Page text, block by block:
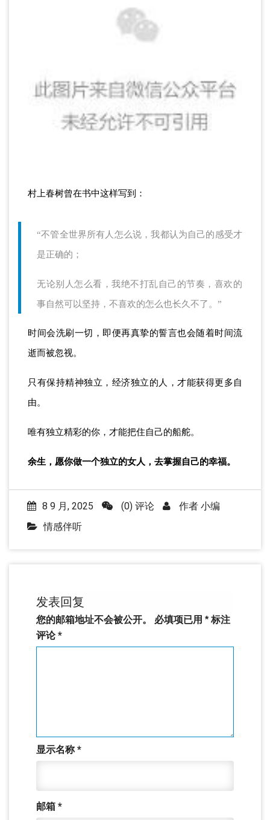
村上春树曾在书中这样写到：
“不管全世界所有人怎么说，我都认为自己的感受才
是正确的；
无论别人怎么看，我绝不打乱自己的节奏，喜欢的
事自然可以坚持，不喜欢的怎么也长久不了。”
时间会洗刷一切，即便再真挚的誓言也会随着时间流
逝而被忽视。
只有保持精神独立，经济独立的人，才能获得更多自
由。
唯有独立精彩的你，才能把住自己的船舵。
余生，愿你做一个独立的女人，去掌握自己的幸福。
8 9 月, 2025 (0) 评论 作者 小编
情感伴听
发表回复
您的邮箱地址不会被公开。 必填项已用 * 标注
评论*
显示名称*
邮箱 *